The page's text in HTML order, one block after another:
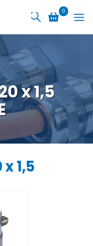
0
x 1,5
1,5